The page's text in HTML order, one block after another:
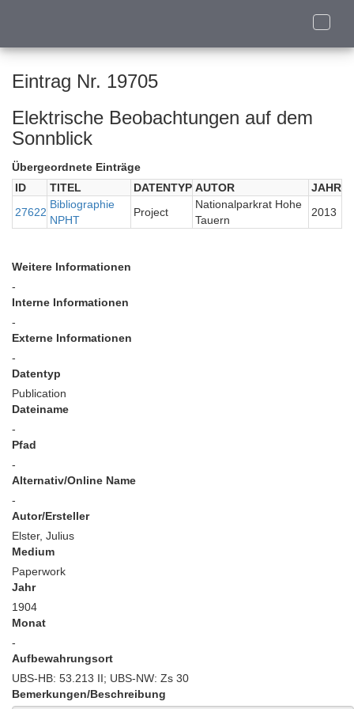
Toggle
Eintrag Nr. 19705
Elektrische Beobachtungen auf dem
Sonnblick
Übergeordnete Einträge
ID
TITEL DATENTYP AUTOR
JAHR
27622
Bibliographie
NPHT
Project
Nationalparkrat Hohe
Tauern
2013
Weitere Informationen
-
Interne Informationen
-
Externe Informationen
-
Datentyp
Publication
Dateiname
-
Pfad
-
Alternativ/Online Name
-
Autor/Ersteller
Elster, Julius
Medium
Paperwork
Jahr
1904
Monat
-
Aufbewahrungsort
UBS-HB: 53.213 II; UBS-NW: Zs 30
Bemerkungen/Beschreibung